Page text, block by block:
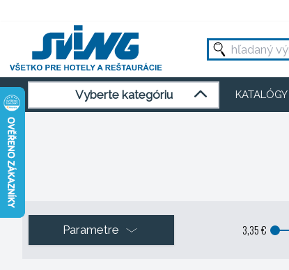
Vyberte kategóriu KATALÓGY
3,35 €
Parametre